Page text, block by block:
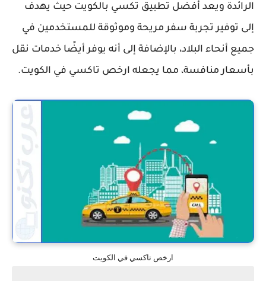
الرائدة ويعد أفضل تطبيق تكسي بالكويت حيث يهدف
إلى توفير تجربة سفر مريحة وموثوقة للمستخدمين في
جميع أنحاء البلاد، بالإضافة إلى أنه يوفر أيضًا خدمات نقل
بأسعار منافسة، مما يجعله ارخص تاكسي في الكويت.
ارخص تاكسي في الكويت